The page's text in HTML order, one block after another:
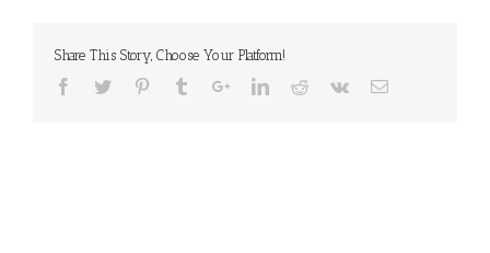
Share This Story, Choose Your Platform!